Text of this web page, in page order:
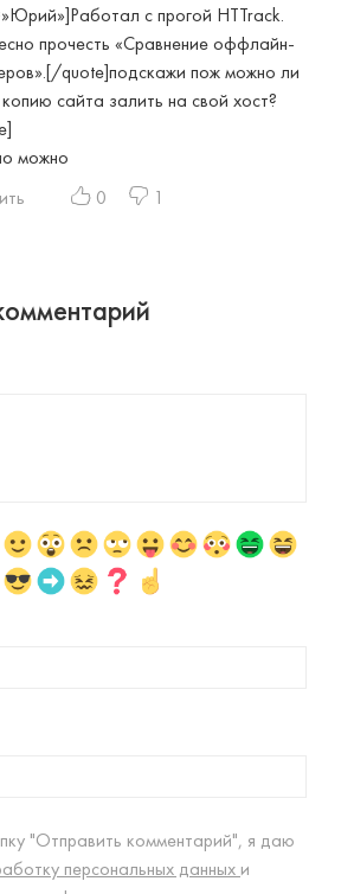
с прогой HTTrack.
прочесть «Сравнение оффлайн-
quote]подскажи пож можно ли
сайта залить на свой хост?
можно
0 1
"Отправить комментарий", я даю
персональных данных и